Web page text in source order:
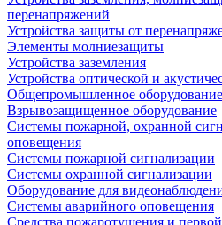
перенапряжений
Устройства защиты от
Элементы молниезащиты
Устройства заземления
Устройства оптической и
Общепромышленное оборудование
Взрывозащищенное оборудование
Системы пожарной, охранной
оповещения
Системы пожарной сигнализации
Системы охранной сигнализации
Оборудование для
Системы аварийного оповещения
Средства пожаротушения и